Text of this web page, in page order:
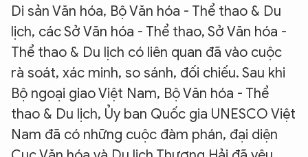
Di sản Văn hóa, Bộ Văn hóa - Thể thao & Du
lịch, các Sở Văn hóa - Thể thao, Sở Văn hóa -
Thể thao & Du lịch có liên quan đã vào cuộc
rà soát, xác minh, so sánh, đối chiếu. Sau khi
Bộ ngoại giao Việt Nam, Bộ Văn hóa - Thể
thao & Du lịch, Ủy ban Quốc gia UNESCO Việt
Nam đã có những cuộc đàm phán, đại diện